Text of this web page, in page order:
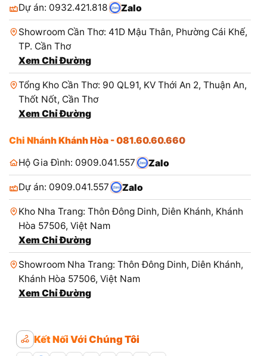
Dự án: 0932.421.818 Zalo
Showroom Cần Thơ: 41D Mậu Thân, Phường Cái Khế,
TP. Cần Thơ
Xem Chỉ Đường
Tổng Kho Cần Thơ: 90 QL91, KV Thới An 2, Thuận An,
Thốt Nốt, Cần Thơ
Xem Chỉ Đường
Chi Nhánh Khánh Hòa - 081.60.60.660
Hộ Gia Đình: 0909.041.557
Zalo
Dự án: 0909.041.557 Zalo
Kho Nha Trang: Thôn Đông Dinh, Diên Khánh, Khánh
Hòa 57506, Việt Nam
Xem Chỉ Đường
Showroom Nha Trang: Thôn Đông Dinh, Diên Khánh,
Khánh Hòa 57506, Việt Nam
Xem Chỉ Đường
Kết Nối Với Chúng Tôi